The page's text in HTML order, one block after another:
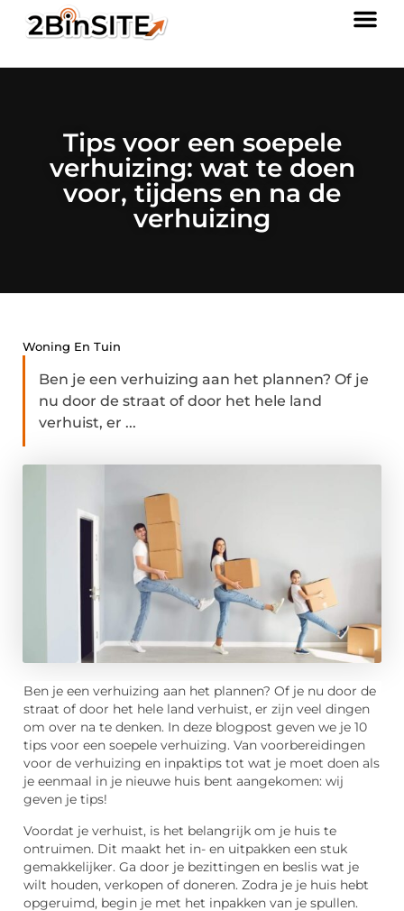
Tips voor een soepele
verhuizing: wat te doen
voor, tijdens en na de
verhuizing
Woning En Tuin
Ben je een verhuizing aan het plannen? Of je
nu door de straat of door het hele land
verhuist, er ...
Ben je een verhuizing aan het plannen? Of je nu door de
straat of door het hele land verhuist, er zijn veel dingen
om over na te denken. In deze blogpost geven we je 10
tips voor een soepele verhuizing. Van voorbereidingen
voor de verhuizing en inpaktips tot wat je moet doen als
je eenmaal in je nieuwe huis bent aangekomen: wij
geven je tips!
Voordat je verhuist, is het belangrijk om je huis te
ontruimen. Dit maakt het in- en uitpakken een stuk
gemakkelijker. Ga door je bezittingen en beslis wat je
wilt houden, verkopen of doneren. Zodra je je huis hebt
opgeruimd, begin je met het inpakken van je spullen.